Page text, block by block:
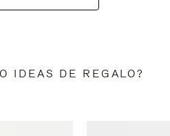
IDEAS DE REGALO?